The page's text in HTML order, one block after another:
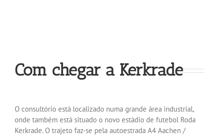
Com chegar a Kerkrade
O consultório está localizado numa grande área industrial,
onde também está situado o novo estádio de futebol Roda
Kerkrade. O trajeto faz-se pela autoestrada A4 Aachen /